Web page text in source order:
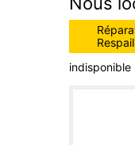
indisponible